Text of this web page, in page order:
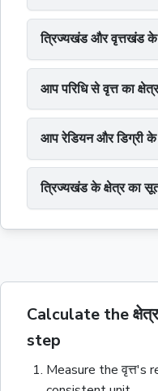
त्रिज्यखंड और वृत्तखंड के
आप परिधि से वृत्त का
आप रेडियन और डिग्री के
त्रिज्यखंड के क्षेत्र का
Calculate the
step
Measure theवृत्त's